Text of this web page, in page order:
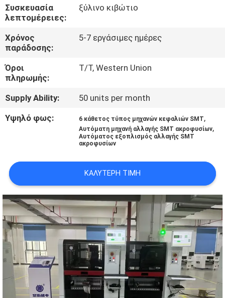
ΕΠΙΚΟΙΝΩΝΉΣΤΕ
ΜΑΖΊ
ΜΑΣ
SHOPPING
ΧΆΡΤΗΣ
ΙΣΤΟΣΕΛΊΔΑΣ
ΠΟΛΙΤΙΚΉ
ΑΠΟΡΡΉΤΟΥ
Συσκευασία
λεπτομέρειες:
ξύλινο κιβώτιο
Χρόνος
παράδοσης:
5-7 εργάσιμες ημέρες
Όροι
πληρωμής:
T/T, Western Union
Supply Ability:
50 units per month
Υψηλό φως:
6 κάθετος τύπος μηχανών κεφαλιών SMT,
Αυτόματη μηχανή αλλαγής SMT ακροφυσίων,
Αυτόματος εξοπλισμός αλλαγής SMT
ακροφυσίων
ΚΑΛΎΤΕΡΗ ΤΙΜΉ